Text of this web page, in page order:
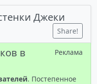
Джеки
Share!
в
Реклама
. Постепенное